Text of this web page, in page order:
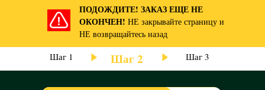
ПОДОЖДИТЕ! ЗАКАЗ ЕЩЕ НЕ
ОКОНЧЕН! НЕ закрывайте страницу и
НЕ возвращайтесь назад
Шаг 1 Шаг 2 Шаг 3